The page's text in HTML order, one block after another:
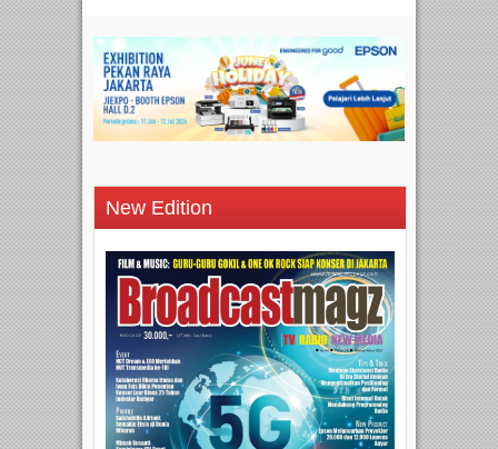
New Edition